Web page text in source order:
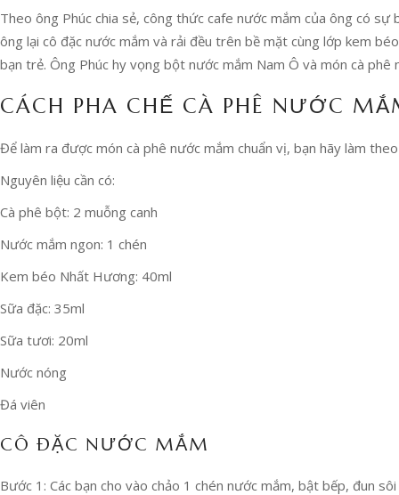
Theo ông Phúc chia sẻ, công thức cafe nước mắm của ông có
ông lại cô đặc nước mắm và rải đều trên bề mặt cùng lớp kem
bạn trẻ. Ông Phúc hy vọng bột nước mắm Nam Ô và món cà
CÁCH PHA CHẾ CÀ PHÊ NƯỚC
Để làm ra được món cà phê nước mắm chuẩn vị, bạn hãy làm
Nguyên liệu cần có:
Cà phê bột: 2 muỗng canh
Nước mắm ngon: 1 chén
Kem béo Nhất Hương: 40ml
Sữa đặc: 35ml
Sữa tươi: 20ml
Nước nóng
Đá viên
CÔ ĐẶC NƯỚC MẮM
Bước 1: Các bạn cho vào chảo 1 chén nước mắm, bật bếp, đun